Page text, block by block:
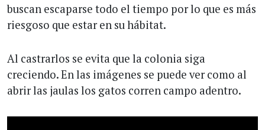
buscan escaparse todo el tiempo por lo que es más
riesgoso que estar en su hábitat.
Al castrarlos se evita que la colonia siga
creciendo. En las imágenes se puede ver como al
abrir las jaulas los gatos corren campo adentro.